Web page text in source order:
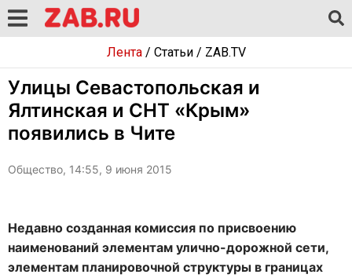
Лента/ Статьи/ ZAB.TV
Улицы Севастопольская и
Ялтинская и СНТ «Крым»
появились в Чите
Общество, 14:55, 9 июня 2015
Недавно созданная комиссия по присвоению
наименований элементам улично-дорожной сети,
элементам планировочной структуры в границах